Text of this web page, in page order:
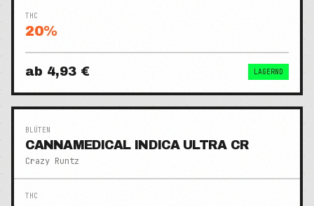
THC
20%
ab 4,93 € LAGERND
BLÜTEN
CANNAMEDICAL INDICA ULTRA CR
Crazy Runtz
THC